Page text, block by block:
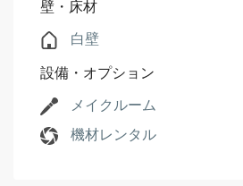
壁・床材
白壁
設備・オプション
メイクルーム
機材レンタル